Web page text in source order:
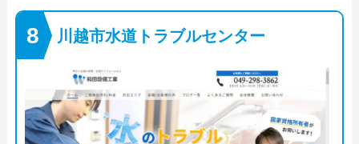
川越市水道トラブルセンター